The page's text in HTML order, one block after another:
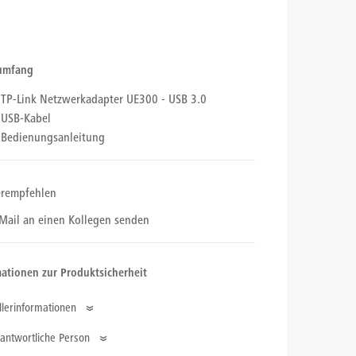
TP-Link Netzwerkadapter UE300 - USB 3.0
USB-Kabel
Bedienungsanleitung
an einen Kollegen senden
zur Produktsicherheit
Person